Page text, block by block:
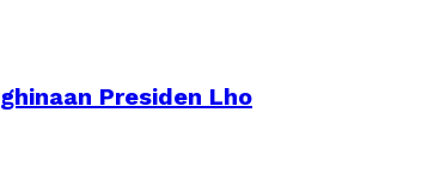
Presiden Lho